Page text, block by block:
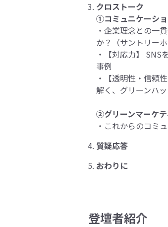
クロストーク
①コミュニケーシ
・企業理念との一
か？（サントリー
・【対応力】 SNS
事例
・【透明性・信頼
解く、グリーンハ
②グリーンマーケ
・これからのコミ
質疑応答
おわりに
登壇者紹介